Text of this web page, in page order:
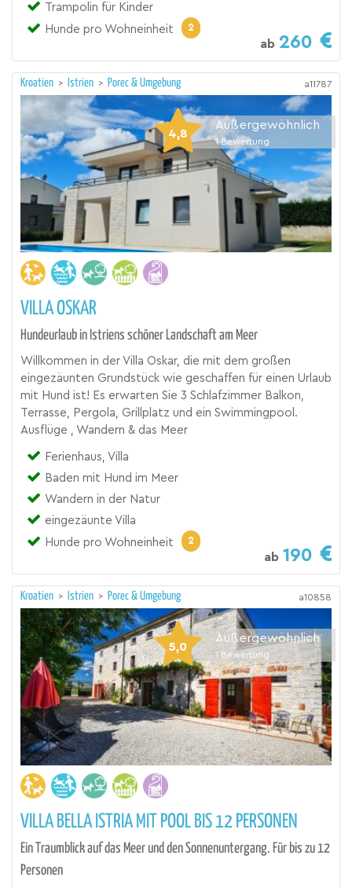
Trampolin für Kinder
Hunde pro Wohneinheit
2
ab 260
Kroatien > Istrien > Porec & Umgebung a11787
4,8
Außergewöhnlich
1 Bewertung
VILLA OSKAR
Hundeurlaub in Istriens schöner Landschaft am Meer
Willkommen in der Villa Oskar, die mit dem großen
eingezäunten Grundstück wie geschaffen für einen Urlaub
mit Hund ist! Es erwarten Sie 3 Schlafzimmer Balkon,
Terrasse, Pergola, Grillplatz und ein Swimmingpool.
Ausflüge , Wandern & das Meer
Ferienhaus, Villa
Baden mit Hund im Meer
Wandern in der Natur
eingezäunte Villa
Hunde pro Wohneinheit
2
ab 190
Kroatien > Istrien > Porec & Umgebung a10858
5,0
Außergewöhnlich
1 Bewertung
VILLA BELLA ISTRIA MIT POOL BIS 12 PERSONEN
Ein Traumblick auf das Meer und den Sonnenuntergang. Für bis zu 12
Personen